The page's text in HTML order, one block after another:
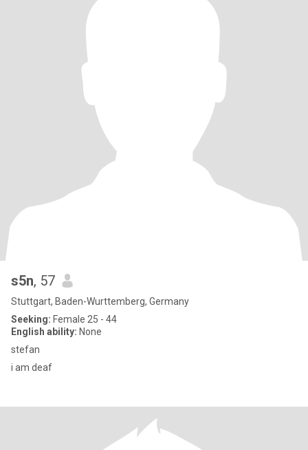
s5n, 57
Stuttgart, Baden-Wurttemberg, Germany
Seeking: Female 25 - 44
English ability: None
stefan
i am deaf